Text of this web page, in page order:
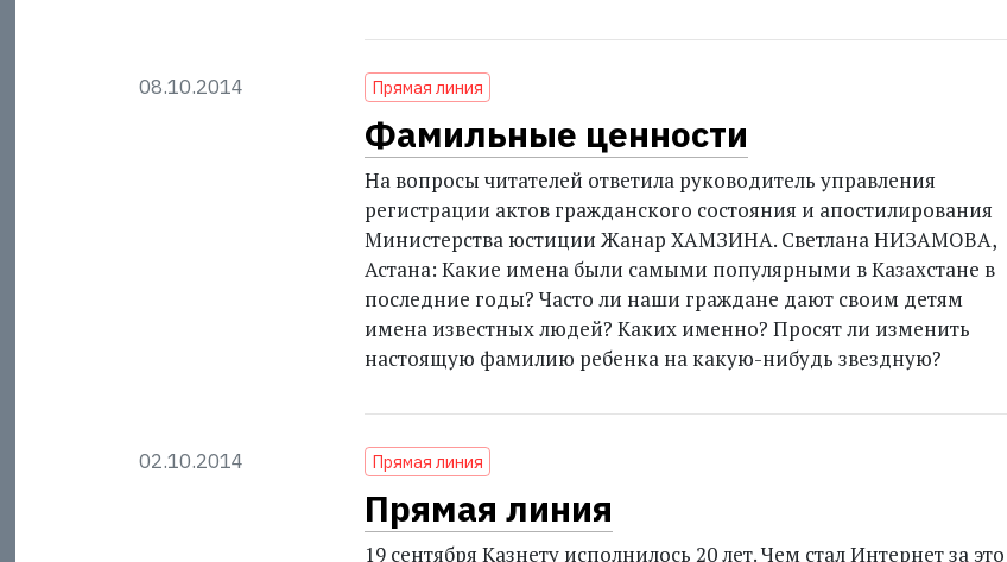
08.10.2014 Прямая линия
Фамильные ценности
На вопросы читателей ответила руководитель управления
регистрации актов гражданского состояния и апостилирования
Министерства юстиции Жанар ХАМЗИНА. Светлана НИЗАМОВА,
Астана: Какие имена были самыми популярными в Казахстане в
последние годы? Часто ли наши граждане дают своим детям
имена известных людей? Каких именно? Просят ли изменить
настоящую фамилию ребенка на какую-нибудь звездную?
02.10.2014 Прямая линия
Прямая линия
19 сентября Казнету исполнилось 20 лет. Чем стал Интернет за это